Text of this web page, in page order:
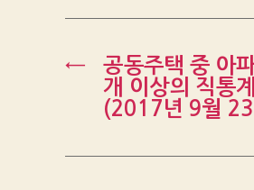
←
공동주택 중 아
개 이상의 직통
(2017년 9월 23